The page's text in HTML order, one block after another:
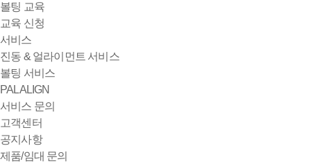
볼팅 교육
교육 신청
서비스
진동 & 얼라이먼트 서비스
볼팅 서비스
PALALIGN
서비스 문의
고객센터
공지사항
제품/임대 문의